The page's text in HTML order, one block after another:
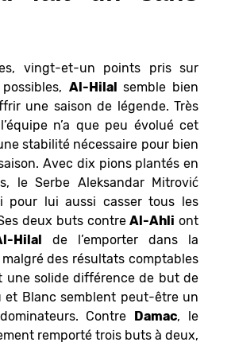
vingt-et-un points pris sur
Al-Hilal semble bien
une saison de légende. Très
n’a que peu évolué cet
stabilité nécessaire pour bien
Avec dix pions plantés en
le Serbe Aleksandar Mitrović
pour lui aussi casser tous les
deux buts contre Al-Ahli ont
Hilal de l’emporter dans la
des résultats comptables
une solide différence de but de
et Blanc semblent peut-être un
Contre
Damac, le
remporté trois buts à deux,